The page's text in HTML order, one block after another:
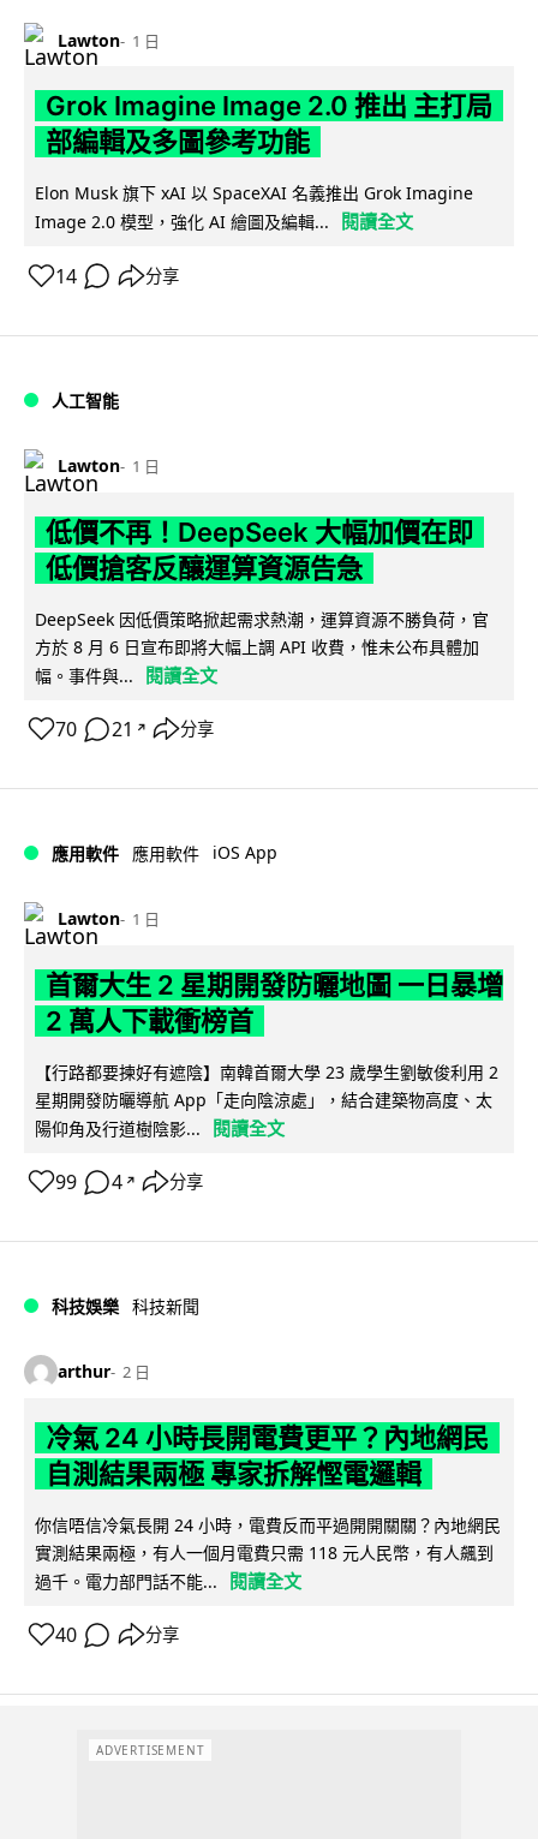
Lawton 1 日
Grok Imagine Image 2.0 推出 主打局
部編輯及多圖參考功能
Elon Musk 旗下 xAI 以 SpaceXAI 名義推出 Grok Imagine
Image 2.0 模型，強化 AI 繪圖及編輯...
閱讀全文
14 分享
人工智能
Lawton 1 日
低價不再！DeepSeek 大幅加價在即
低價搶客反釀運算資源告急
DeepSeek 因低價策略掀起需求熱潮，運算資源不勝負荷，官
方於 8 月 6 日宣布即將大幅上調 API 收費，惟未公布具體加
幅。事件與...
閱讀全文
70 21 ↗ 分享
應用軟件 應用軟件 iOS App
Lawton 1 日
首爾大生 2 星期開發防曬地圖 一日暴增
2 萬人下載衝榜首
【行路都要揀好有遮陰】南韓首爾大學 23 歲學生劉敏俊利用 2
星期開發防曬導航 App「走向陰涼處」，結合建築物高度、太
陽仰角及行道樹陰影...
閱讀全文
99 4 ↗ 分享
科技娛樂 科技新聞
arthur 2 日
冷氣 24 小時長開電費更平？內地網民
自測結果兩極 專家拆解慳電邏輯
你信唔信冷氣長開 24 小時，電費反而平過開開關關？內地網民
實測結果兩極，有人一個月電費只需 118 元人民幣，有人飆到
過千。電力部門話不能...
閱讀全文
40 分享
ADVERTISEMENT